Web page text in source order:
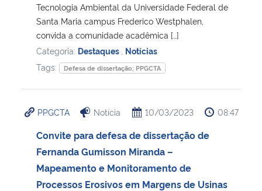
Tecnologia Ambiental da Universidade Federal de
Santa Maria campus Frederico Westphalen,
convida a comunidade acadêmica […]
Categoria: Destaques Notícias
Tags:
Defesa de dissertação; PPGCTA
PPGCTA Notícia 10/03/2023 08:47
Convite para defesa de dissertação de
Fernanda Gumisson Miranda –
Mapeamento e Monitoramento de
Processos Erosivos em Margens de Usinas